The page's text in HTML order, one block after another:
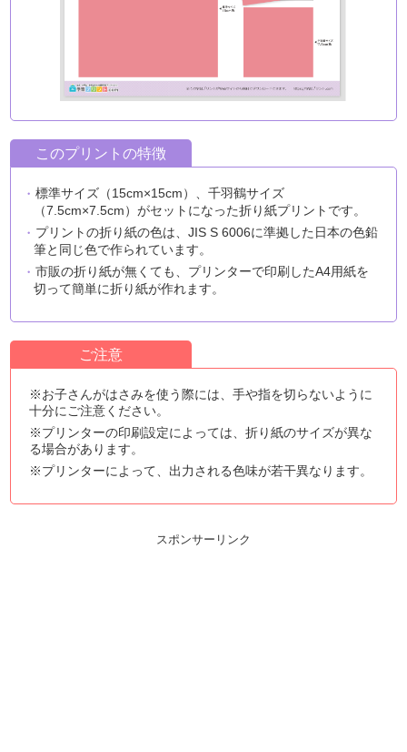
このプリントの特徴
標準サイズ（15cm×15cm）、千羽鶴サイズ
（7.5cm×7.5cm）がセットになった折り紙プリントです。
プリントの折り紙の色は、JIS S 6006に準拠した日本の色鉛
筆と同じ色で作られています。
市販の折り紙が無くても、プリンターで印刷したA4用紙を
切って簡単に折り紙が作れます。
ご注意
※お子さんがはさみを使う際には、手や指を切らないように
十分にご注意ください。
※プリンターの印刷設定によっては、折り紙のサイズが異な
る場合があります。
※プリンターによって、出力される色味が若干異なります。
スポンサーリンク